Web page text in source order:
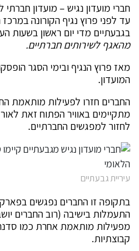
חברי מועדון נגיש – מועדון חברתי
עד לפני פרוץ נגיף הקורונה
בגבעתיים מדי יום ראשון בשעות
מהאגף לשירותים חברתיים.
מאז פרוץ הנגיף ובימי הסגר
המועדון.
החברים חזרו לפעילות מותאמת
מתקיימים באוויר הפתוח זאת
לחזור למפגשים החברתיים.
עיריית גבעתיים
בתקופה זו החברים נפגשים בפארק
התעמלות בישיבה (רוב החברים
מפעילות מותאמת אחרת כמו
קבוצתיות.